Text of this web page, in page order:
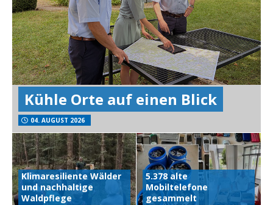
Kühle Orte auf einen Blick
04. AUGUST 2026
Klimaresiliente Wälder
und nachhaltige
Waldpflege
5.378 alte
Mobiltelefone
gesammelt